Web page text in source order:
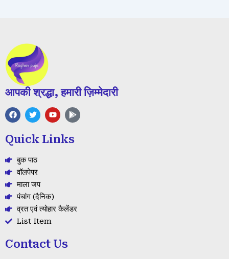
आपकी श्रद्धा, हमारी ज़िम्मेदारी
F
a
c
e
b
o
o
T
w
i
t
t
r
Y
o
u
t
u
G
o
o
l
Quick Links
बुक पाठ
वॉलपेपर
माला जप
पंचांग (दैनिक)
व्रत एवं त्योहार कैलेंडर
List Item
Contact Us